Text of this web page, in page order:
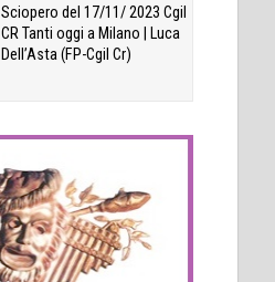
Sciopero del 17/11/ 2023 Cgil
CR Tanti oggi a Milano | Luca
Dell’Asta (FP-Cgil Cr)